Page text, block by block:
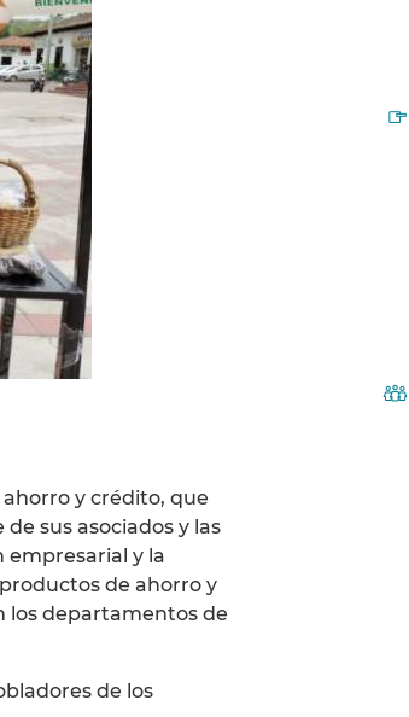
y crédito, que
sus asociados y las
y la
de ahorro y
los departamentos de
de los